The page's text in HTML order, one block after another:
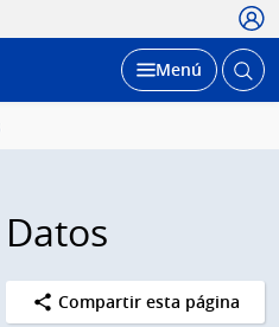
Desplegar
Menú Abrir
Compartir esta página